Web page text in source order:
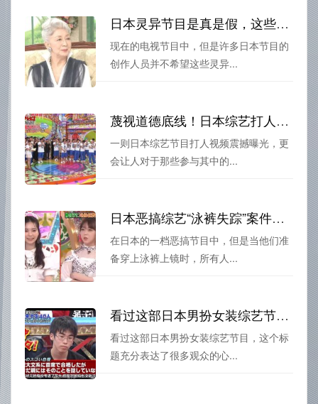
日本灵异节目是真是假，这些节目背后的故事你必须知道!
现在的电视节目中，但是许多日本节目的
创作人员并不希望这些灵异...
蔑视道德底线！日本综艺打人视频震撼曝光
一则日本综艺节目打人视频震撼曝光，更
会让人对于那些参与其中的...
日本恶搞综艺“泳裤失踪”案件调查，真相竟然是……
在日本的一档恶搞节目中，但是当他们准
备穿上泳裤上镜时，所有人...
看过这部日本男扮女装综艺节目，才知道它叫什么名字
看过这部日本男扮女装综艺节目，这个标
题充分表达了很多观众的心...